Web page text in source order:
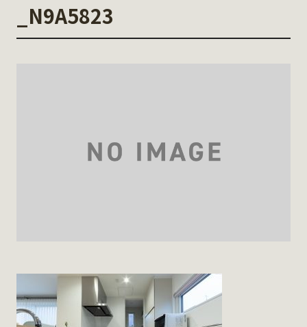
_N9A5823